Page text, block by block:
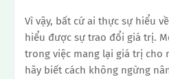
Vì vậy, bất cứ ai thực sự hiểu
hiểu được sự trao đổi giá trị.
trong việc mang lại giá trị cho
hãy biết cách không ngừng